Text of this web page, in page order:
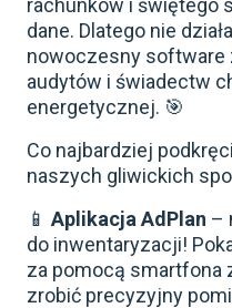
rachunków i świętego
dane. Dlatego nie
nowoczesny software
audytów i świadectw
energetycznej. 🎯
Co najbardziej
naszych gliwickich
📱 Aplikacja AdPlan –
do inwentaryzacji!
za pomocą smartfona
zrobić precyzyjny